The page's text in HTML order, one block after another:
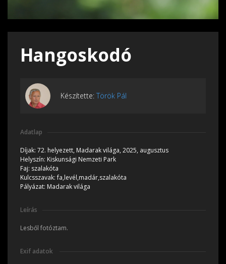
Hangoskodó
Készítette: Török Pál
Adatlap
Díjak: 72. helyezett, Madarak világa, 2025, augusztus
Helyszín: Kiskunsági Nemzeti Park
Faj: szalakóta
Kulcsszavak:fa,levél,madár,szalakóta
Pályázat: Madarak világa
Leírás
Lesből fotóztam.
Exif adatok